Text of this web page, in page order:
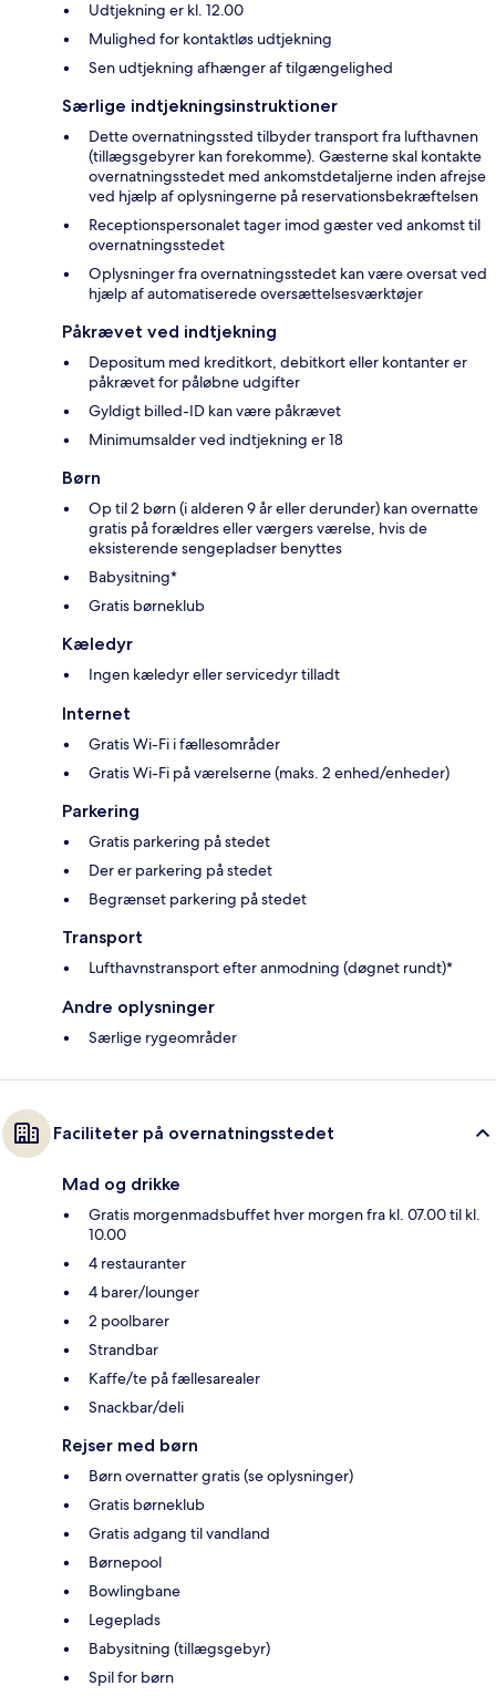
Udtjekning er kl. 12.00
Mulighed for kontaktløs udtjekning
Sen udtjekning afhænger af tilgængelighed
Særlige indtjekningsinstruktioner
Dette overnatningssted tilbyder transport fra lufthavnen
(tillægsgebyrer kan forekomme). Gæsterne skal kontakte
overnatningsstedet med ankomstdetaljerne inden afrejse
ved hjælp af oplysningerne på reservationsbekræftelsen
Receptionspersonalet tager imod gæster ved ankomst til
overnatningsstedet
Oplysninger fra overnatningsstedet kan være oversat ved
hjælp af automatiserede oversættelsesværktøjer
Påkrævet ved indtjekning
Depositum med kreditkort, debitkort eller kontanter er
påkrævet for påløbne udgifter
Gyldigt billed-ID kan være påkrævet
Minimumsalder ved indtjekning er 18
Børn
Op til 2 børn (i alderen 9 år eller derunder) kan overnatte
gratis på forældres eller værgers værelse, hvis de
eksisterende sengepladser benyttes
Babysitning*
Gratis børneklub
Kæledyr
Ingen kæledyr eller servicedyr tilladt
Internet
Gratis Wi-Fi i fællesområder
Gratis Wi-Fi på værelserne (maks. 2 enhed/enheder)
Parkering
Gratis parkering på stedet
Der er parkering på stedet
Begrænset parkering på stedet
Transport
Lufthavnstransport efter anmodning (døgnet rundt)*
Andre oplysninger
Særlige rygeområder
Faciliteter på overnatningsstedet
Mad og drikke
Gratis morgenmadsbuffet hver morgen fra kl. 07.00 til kl.
10.00
4 restauranter
4 barer/lounger
2 poolbarer
Strandbar
Kaffe/te på fællesarealer
Snackbar/deli
Rejser med børn
Børn overnatter gratis (se oplysninger)
Gratis børneklub
Gratis adgang til vandland
Børnepool
Bowlingbane
Legeplads
Babysitning (tillægsgebyr)
Spil for børn